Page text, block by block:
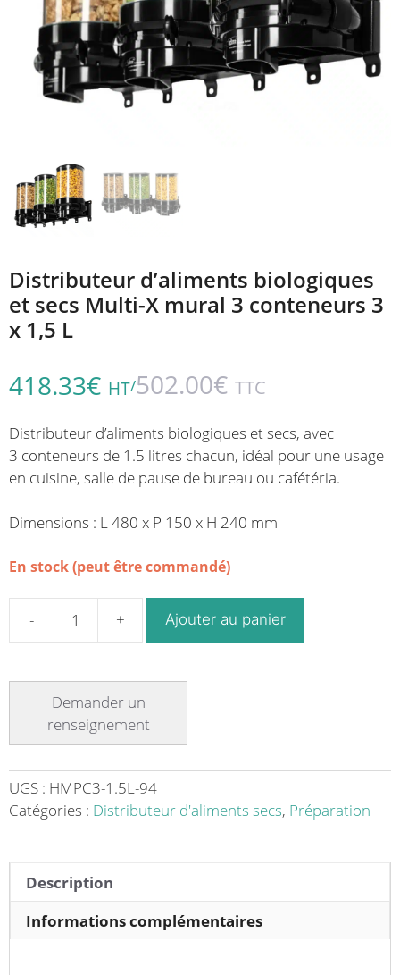
Distributeur d’aliments biologiques
et secs Multi-X mural 3 conteneurs 3
x 1,5 L
418.33€ HT/502.00€ TTC
Distributeur d’aliments biologiques et secs, avec
3 conteneurs de 1.5 litres chacun, idéal pour une usage
en cuisine, salle de pause de bureau ou cafétéria.
Dimensions : L 480 x P 150 x H 240 mm
En stock (peut être commandé)
quantité
d'aliments
biologiques
et
Multi-
X
3
x
Ajouter au panier
UGS : HMPC3-1.5L-94
Catégories : Distributeur d'aliments secs, Préparation
Description
Informations complémentaires